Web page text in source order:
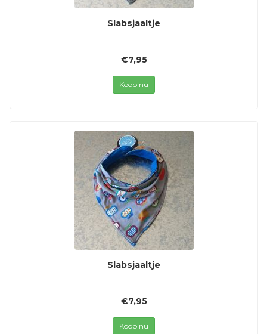
Slabsjaaltje
€7,95
Koop nu
Slabsjaaltje
€7,95
Koop nu